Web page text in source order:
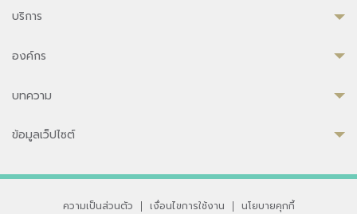
บริการ
องค์กร
บทความ
ข้อมูลเว็ปไซต์
ความเป็นส่วนตัว | เงื่อนไขการใช้งาน | นโยบายคุกกี้